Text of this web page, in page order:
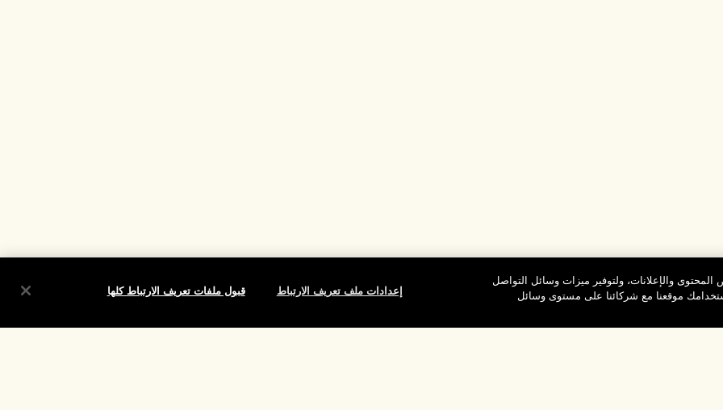
والإعلانات، ولتوفير ميزات وسائل التواصل
موقعنا مع شركائنا على مستوى وسائل
إعدادات ملف تعريف الارتباط قبول ملفات تعريف الارتباط كلها